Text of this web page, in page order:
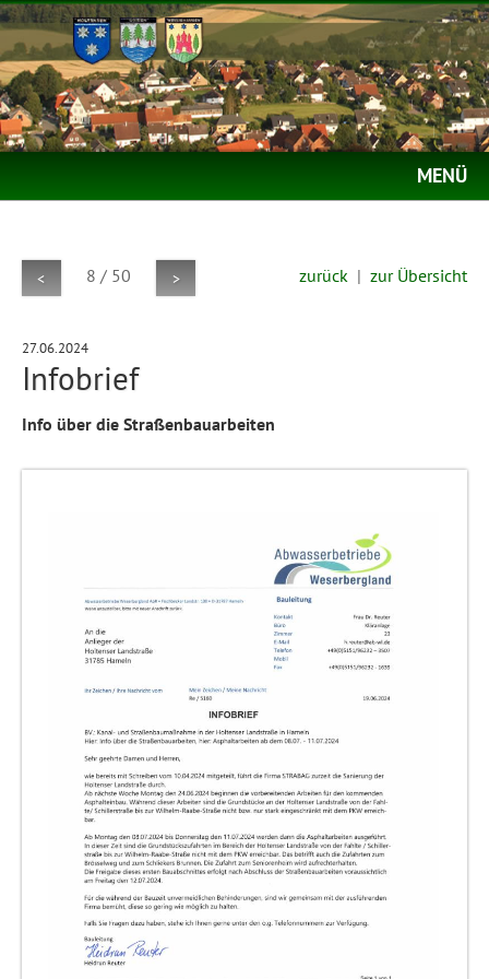
MENÜ
< 8 / 50 > zurück | zur Übersicht
27.06.2024
Infobrief
Info über die Straßenbauarbeiten